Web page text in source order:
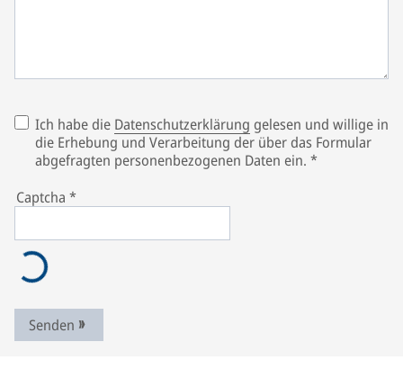
Ich habe die Datenschutzerklärung gelesen und willige in
die Erhebung und Verarbeitung der über das Formular
abgefragten personenbezogenen Daten ein. *
Captcha *
Senden